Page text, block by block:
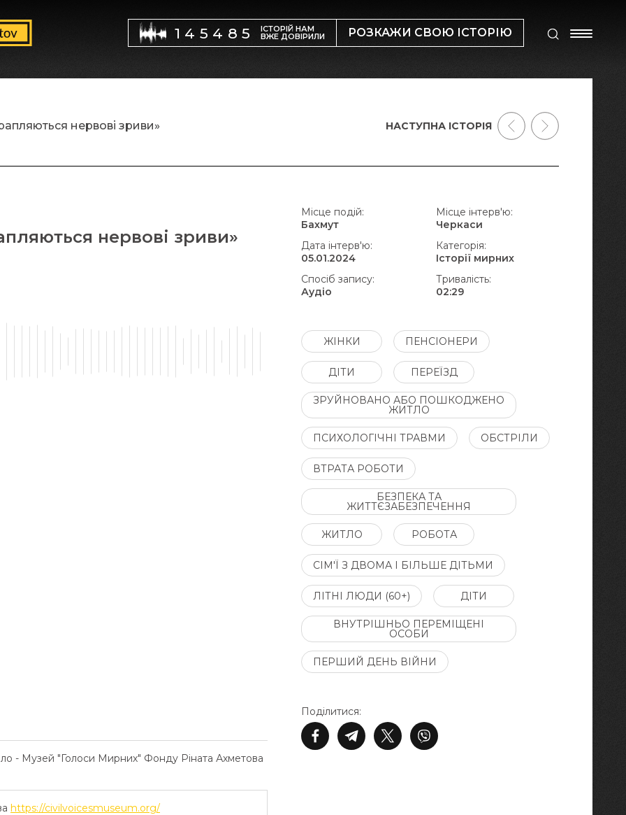
145485 ІСТОРІЙ НАМ
ВЖЕ ДОВІРИЛИ РОЗКАЖИ СВОЮ ІСТОРІЮ
нервові зриви»
- Музей "Голоси Мирних" Фонду Ріната Ахметова
https://civilvoicesmuseum.org/
нервові зриви»
Поділитися:
Місце подій:
Бахмут
Місце інтерв'ю:
Черкаси
Дата інтерв'ю:
05.01.2024
Категорія:
Історії мирних
Спосіб запису:
Аудіо
Тривалість:
02:29
ЖІНКИ ПЕНСІОНЕРИ
ДІТИ ПЕРЕЇЗД
ЗРУЙНОВАНО АБО ПОШКОДЖЕНО
ЖИТЛО
ПСИХОЛОГІЧНІ ТРАВМИ ОБСТРІЛИ
ВТРАТА РОБОТИ
БЕЗПЕКА ТА
ЖИТТЄЗАБЕЗПЕЧЕННЯ
ЖИТЛО РОБОТА
СІМ'Ї З ДВОМА І БІЛЬШЕ ДІТЬМИ
ЛІТНІ ЛЮДИ (60+) ДІТИ
ВНУТРІШНЬО ПЕРЕМІЩЕНІ
ОСОБИ
ПЕРШИЙ ДЕНЬ ВІЙНИ
НАСТУПНА ІСТОРІЯ